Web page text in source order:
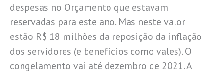
despesas no Orçamento que estavam
reservadas para este ano. Mas neste valor
estão R$ 18 milhões da reposição da inflação
dos servidores (e benefícios como vales). O
congelamento vai até dezembro de 2021. A